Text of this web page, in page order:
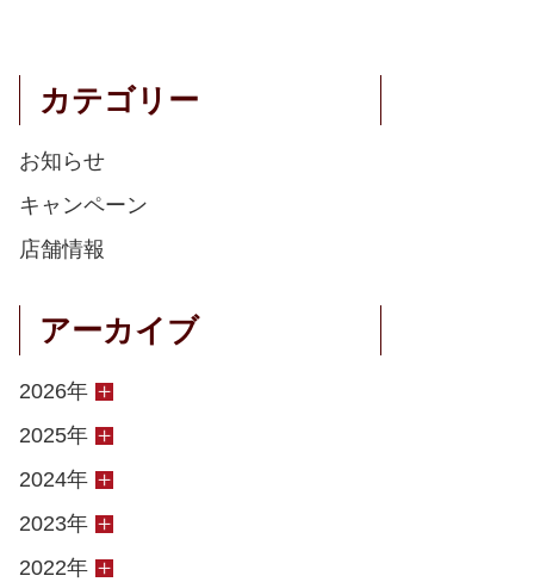
カテゴリー
お知らせ
キャンペーン
店舗情報
アーカイブ
2026年
2025年
2024年
2023年
2022年